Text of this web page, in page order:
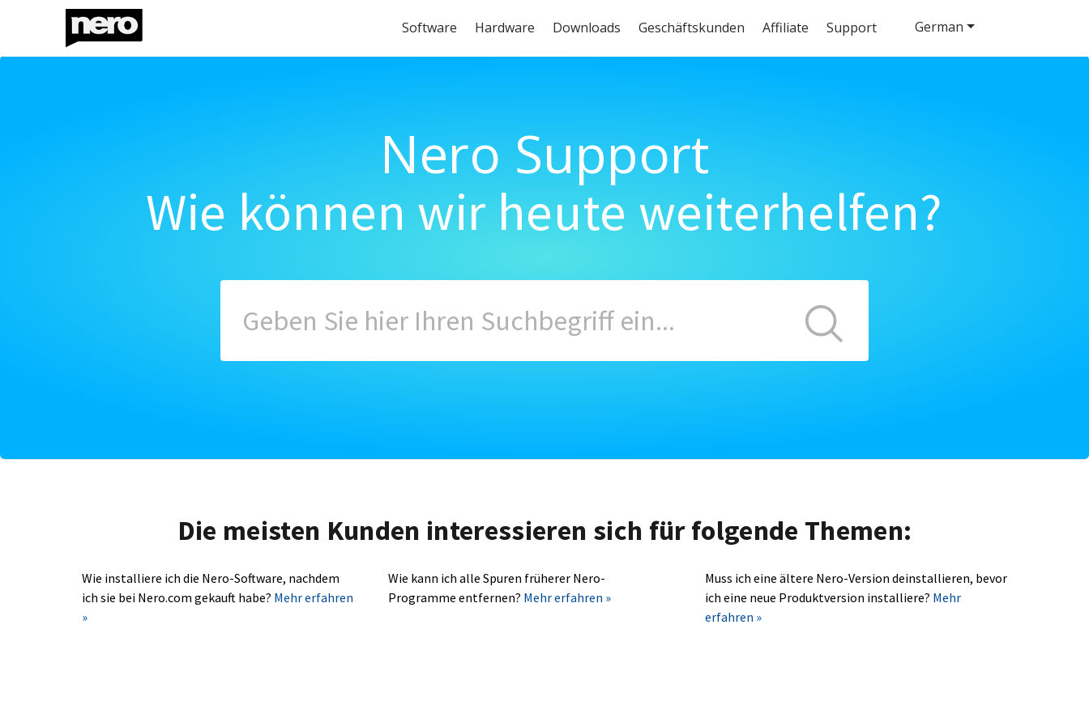
Software Hardware Downloads Geschäftskunden Affiliate Support
Nero Support
Wie können wir heute weiterhelfen?
Die meisten Kunden interessieren sich für folgende Themen:
Wie installiere ich die Nero-Software, nachdem
ich sie bei Nero.com gekauft habe? Mehr erfahren
»
Wie kann ich alle Spuren früherer Nero-
Programme entfernen? Mehr erfahren »
Muss ich eine ältere Nero-Version deinstallieren, bevor
ich eine neue Produktversion installiere? Mehr
erfahren »
German